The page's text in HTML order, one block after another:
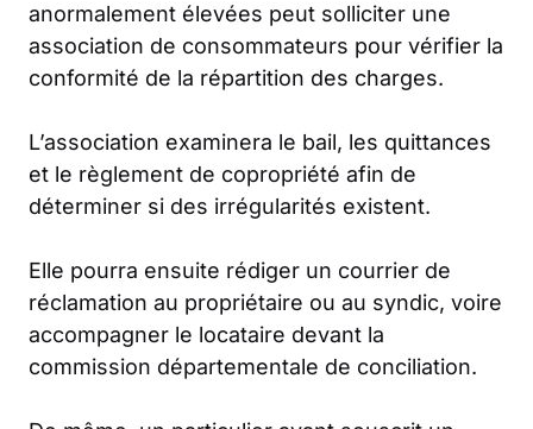
anormalement élevées peut solliciter une
association de consommateurs pour vérifier la
conformité de la répartition des charges.
L’association examinera le bail, les quittances
et le règlement de copropriété afin de
déterminer si des irrégularités existent.
Elle pourra ensuite rédiger un courrier de
réclamation au propriétaire ou au syndic, voire
accompagner le locataire devant la
commission départementale de conciliation.